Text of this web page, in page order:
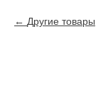
Другие товары